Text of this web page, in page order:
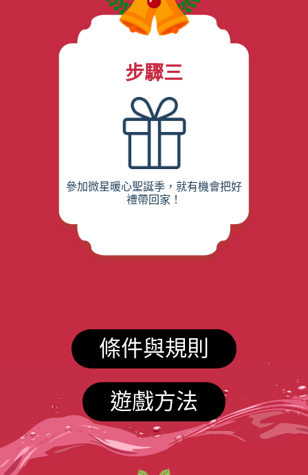
步驟三
參加微星暖心聖誕季，就有機會把好
禮帶回家！
條件與規則
遊戲方法